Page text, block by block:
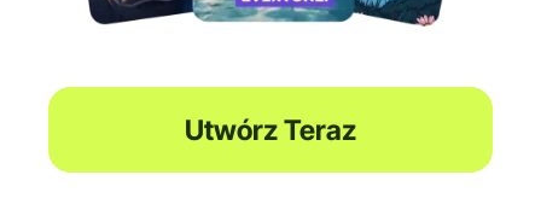
Utwórz Teraz